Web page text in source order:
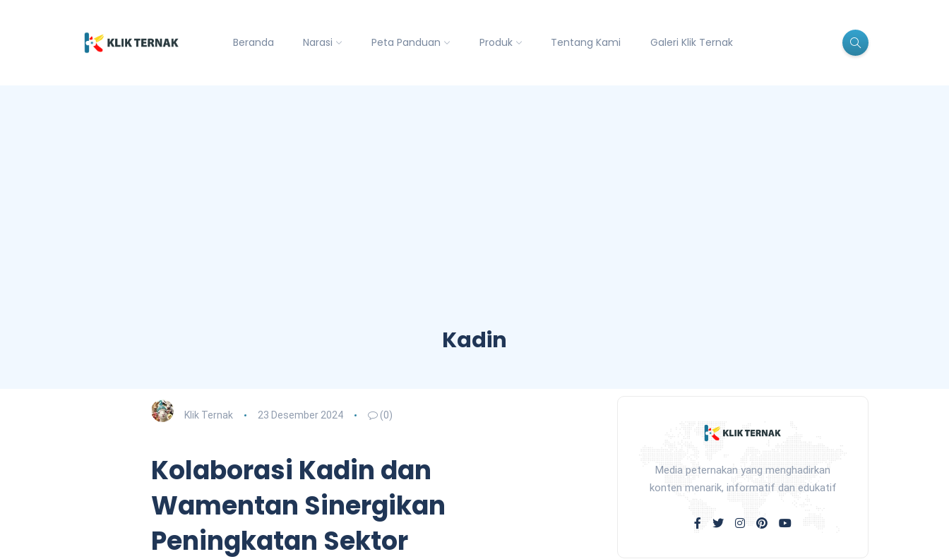
Beranda Narasi Peta Panduan Produk Tentang Kami Galeri Klik Ternak
Kadin
Klik Ternak 23 Desember 2024 (0)
Kolaborasi Kadin dan
Wamentan Sinergikan
Peningkatan Sektor
Media peternakan yang menghadirkan
konten menarik, informatif dan edukatif